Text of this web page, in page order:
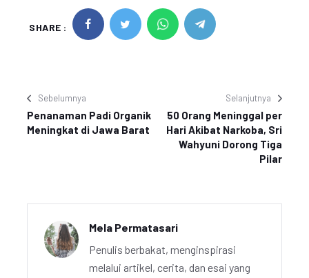
SHARE :
Sebelumnya
Penanaman Padi Organik
Meningkat di Jawa Barat
Selanjutnya
50 Orang Meninggal per
Hari Akibat Narkoba, Sri
Wahyuni Dorong Tiga
Pilar
Mela Permatasari
Penulis berbakat, menginspirasi
melalui artikel, cerita, dan esai yang